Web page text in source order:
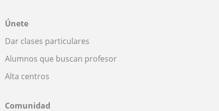
Únete
Dar clases particulares
Alumnos que buscan profesor
Alta centros
Comunidad